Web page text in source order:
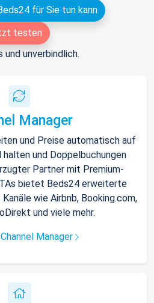
für Sie tun kann
testen
und unverbindlich.
Manager
und Preise automatisch auf
und Doppelbuchungen
Partner mit Premium-
bietet Beds24 erweiterte
wie Airbnb, Booking.com,
und viele mehr.
Manager